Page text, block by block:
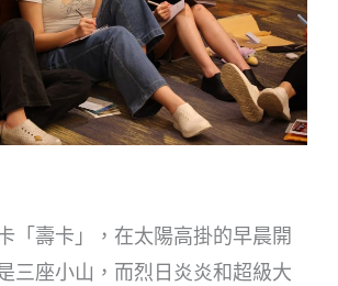
「壽卡」，在太陽高掛的早晨開
三座小山，而烈日炎炎和超級大